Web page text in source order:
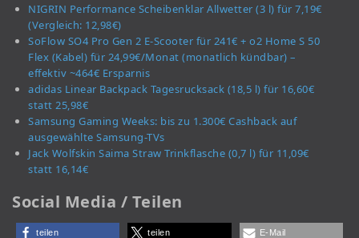
NIGRIN Performance Scheibenklar Allwetter (3 l) für 7,19€
(Vergleich: 12,98€)
SoFlow SO4 Pro Gen 2 E-Scooter für 241€ + o2 Home S 50
Flex (Kabel) für 24,99€/Monat (monatlich kündbar) –
effektiv ~464€ Ersparnis
adidas Linear Backpack Tagesrucksack (18,5 l) für 16,60€
statt 25,98€
Samsung Gaming Weeks: bis zu 1.300€ Cashback auf
ausgewählte Samsung-TVs
Jack Wolfskin Saima Straw Trinkflasche (0,7 l) für 11,09€
statt 16,14€
Social Media / Teilen
teilen teilen E-Mail